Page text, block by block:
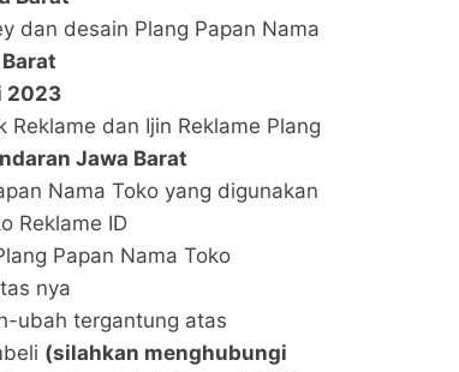
dan desain Plang Papan Nama
2023
dan Ijin Reklame Plang
Jawa Barat
Nama Toko yang digunakan
Reklame ID
Papan Nama Toko
nya
ubah tergantung atas
(silahkan menghubungi